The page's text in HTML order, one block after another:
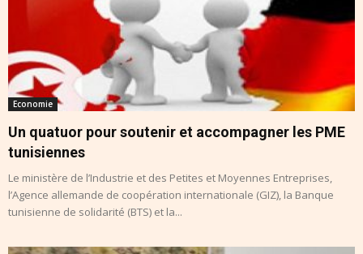
Economie
Un quatuor pour soutenir et accompagner les PME
tunisiennes
Le ministère de l’Industrie et des Petites et Moyennes Entreprises,
l’Agence allemande de coopération internationale (GIZ), la Banque
tunisienne de solidarité (BTS) et la...